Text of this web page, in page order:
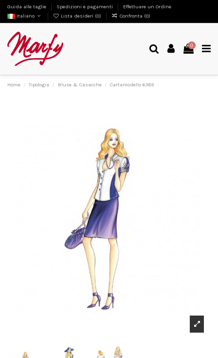
Guida alle taglie Spedizioni e pagamenti
Effettuare un Ordine
Italiano
Lista desideri (0) Confronta (0)
0
Home Tipologia Bluse & Casacche Cartamodello 6389